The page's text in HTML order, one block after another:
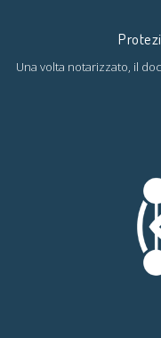
Una volta notarizzato, il